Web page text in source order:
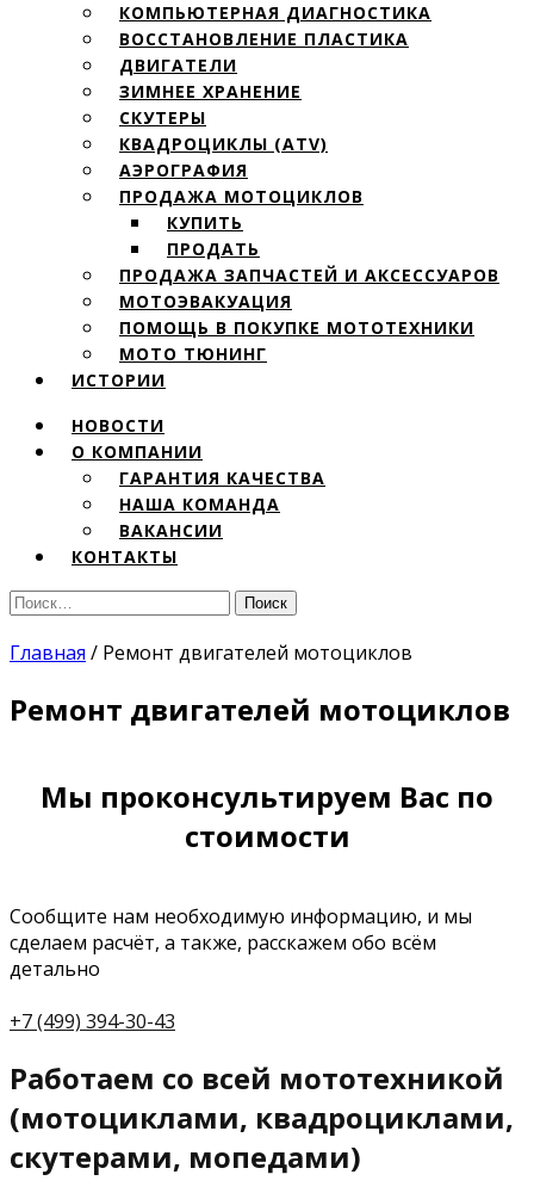
КОМПЬЮТЕРНАЯ ДИАГНОСТИКА
ВОССТАНОВЛЕНИЕ ПЛАСТИКА
ДВИГАТЕЛИ
ЗИМНЕЕ ХРАНЕНИЕ
СКУТЕРЫ
КВАДРОЦИКЛЫ (ATV)
АЭРОГРАФИЯ
ПРОДАЖА МОТОЦИКЛОВ
КУПИТЬ
ПРОДАТЬ
ПРОДАЖА ЗАПЧАСТЕЙ И АКСЕССУАРОВ
МОТОЭВАКУАЦИЯ
ПОМОЩЬ В ПОКУПКЕ МОТОТЕХНИКИ
МОТО ТЮНИНГ
ИСТОРИИ
НОВОСТИ
О КОМПАНИИ
ГАРАНТИЯ КАЧЕСТВА
НАША КОМАНДА
ВАКАНСИИ
КОНТАКТЫ
Найти:
Главная / Ремонт двигателей мотоциклов
Ремонт двигателей мотоциклов
Мы проконсультируем Вас по
стоимости
Сообщите нам необходимую информацию, и мы
сделаем расчёт, а также, расскажем обо всём
детально
+7 (499) 394-30-43
Работаем со всей мототехникой
(мотоциклами, квадроциклами,
скутерами, мопедами)